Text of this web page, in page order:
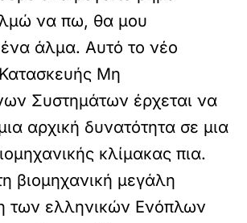
να πω, θα μου
ένα άλμα. Αυτό το νέο
Μη
Συστημάτων έρχεται να
αρχική δυνατότητα σε μια
κλίμακας πια.
βιομηχανική μεγάλη
των ελληνικών Ενόπλων